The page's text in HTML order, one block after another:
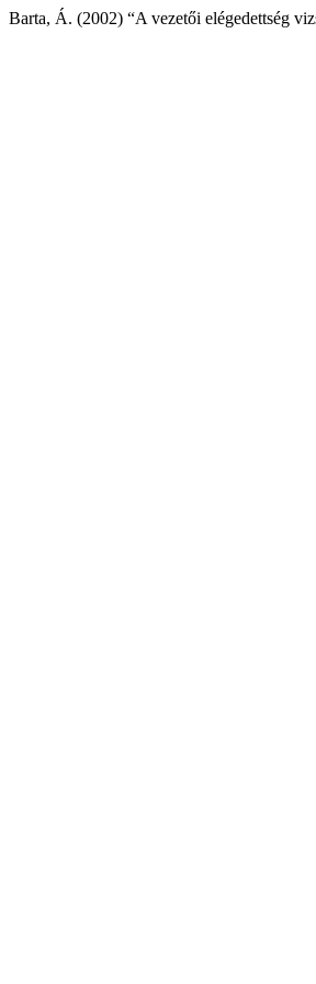
Barta, Á. (2002) “A vezetői elégedettség